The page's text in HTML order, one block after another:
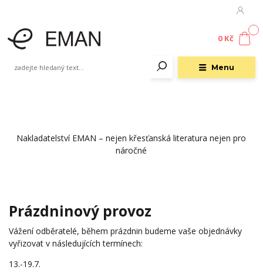
Menu
0 Kč
Nakladatelství EMAN – nejen křesťanská literatura nejen pro
náročné
Prázdninový provoz
Vážení odběratelé, během prázdnin budeme vaše objednávky
vyřizovat v následujících termínech:
13.-19.7.